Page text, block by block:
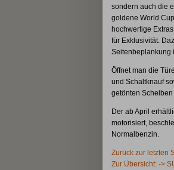
sondern auch die
goldene World
hochwertige
für Exklusivität.
Seitenbeplankung
Öffnet man die
und Schaltknauf
getönten Scheiben
Der ab April
motorisiert,
Normalbenzin.
Zurück zur letzten
Zur Übersicht: ->